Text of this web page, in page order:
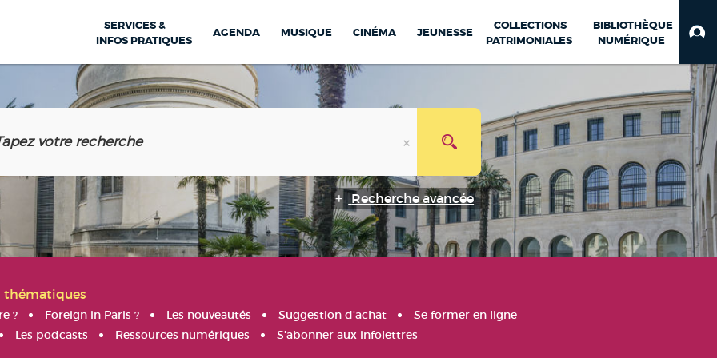
SERVICES &
INFOS PRATIQUES
AGENDA MUSIQUE CINÉMA JEUNESSE
COLLECTIONS
PATRIMONIALES
BIBLIOTHÈQUE
NUMÉRIQUE
Recherche avancée
thématiques
? Foreign in Paris ? Les nouveautés Suggestion d'achat
Se former en ligne
Les podcasts Ressources numériques S'abonner aux infolettres